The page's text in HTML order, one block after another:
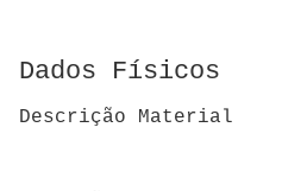
Dados Físicos
Descrição Material